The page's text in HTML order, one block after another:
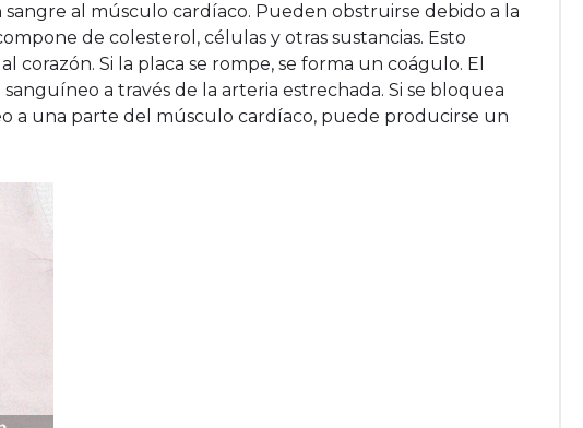
sangre al músculo cardíaco. Pueden obstruirse debido a la
de colesterol, células y otras sustancias. Esto
Si la placa se rompe, se forma un coágulo. El
a través de la arteria estrechada. Si se bloquea
a una parte del músculo cardíaco, puede producirse un